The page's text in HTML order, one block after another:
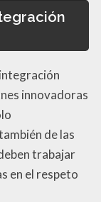
innovadoras
de las
trabajar
en el respeto